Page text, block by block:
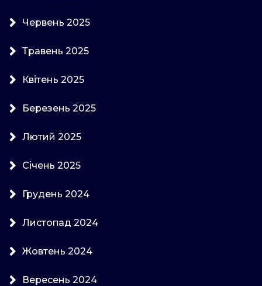
Червень 2025
Травень 2025
Квітень 2025
Березень 2025
Лютий 2025
Січень 2025
Грудень 2024
Листопад 2024
Жовтень 2024
Вересень 2024